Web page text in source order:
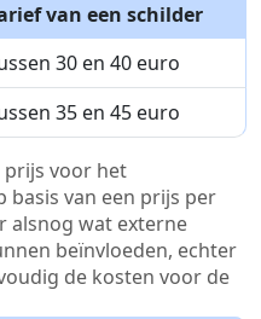
van een schilder
30 en 40 euro
35 en 45 euro
prijs voor het
basis van een prijs per
alsnog wat externe
beïnvloeden, echter
de kosten voor de